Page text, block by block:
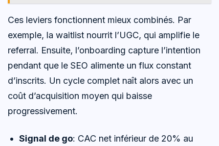
Ces leviers fonctionnent mieux combinés. Par
exemple, la waitlist nourrit l’UGC, qui amplifie le
referral. Ensuite, l’onboarding capture l’intention
pendant que le SEO alimente un flux constant
d’inscrits. Un cycle complet naît alors avec un
coût d’acquisition moyen qui baisse
progressivement.
Signal de go: CAC net inférieur de 20% au